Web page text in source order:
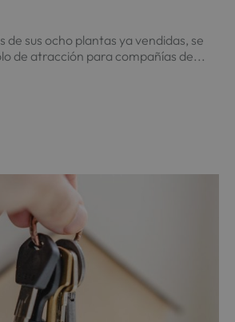
de sus ocho plantas ya vendidas, se
de atracción para compañías de...